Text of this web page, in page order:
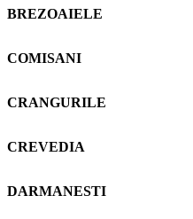
BREZOAIELE
COMISANI
CRANGURILE
CREVEDIA
DARMANESTI